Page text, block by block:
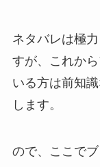
ネタバレは極
すが、これか
いる方は前知
します。
ので、ここで